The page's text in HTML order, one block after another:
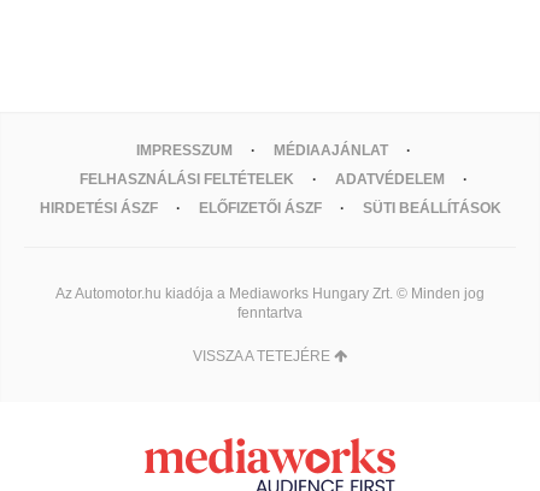
IMPRESSZUM
MÉDIAAJÁNLAT
FELHASZNÁLÁSI FELTÉTELEK
ADATVÉDELEM
HIRDETÉSI ÁSZF
ELŐFIZETŐI ÁSZF SÜTI BEÁLLÍTÁSOK
Az Automotor.hu kiadója a Mediaworks Hungary Zrt. © Minden jog
fenntartva
VISSZA A TETEJÉRE